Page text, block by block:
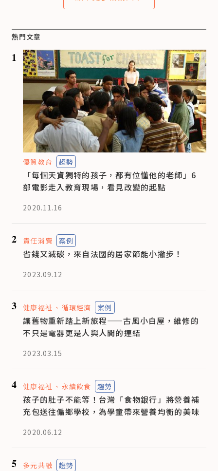
熱門文章
1
優質教育 趨勢
「每個天資獨特的孩子，都有位懂他的老師」6
部電影走入教育現場，看見改變的起點
2020.11.16
2 責任消費 案例
省錢又減碳，來自法國的居家節能小撇步！
2023.09.12
3 健康福祉 循環經濟 案例
讓舊物重新踏上新旅程——古風小白屋，維修的
不只是電器更是人與人間的連結
2023.03.15
4 健康福祉 永續飲食 趨勢
孩子的肚子不能等！台灣「食物銀行」將營養補
充包送往偏鄉學校，為學童帶來營養均衡的美味
2020.06.12
5 多元共融 趨勢